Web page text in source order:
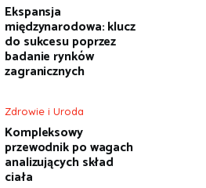
Ekspansja
międzynarodowa: klucz
do sukcesu poprzez
badanie rynków
zagranicznych
Zdrowie i Uroda
Kompleksowy
przewodnik po wagach
analizujących skład
ciała